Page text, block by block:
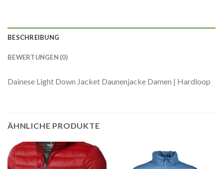
BESCHREIBUNG
BEWERTUNGEN (0)
Dainese Light Down Jacket Daunenjacke Damen | Hardloop
ÄHNLICHE PRODUKTE